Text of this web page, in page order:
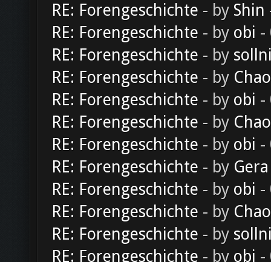
RE: Forengeschichte - by Shin
RE: Forengeschichte - by obi -
RE: Forengeschichte - by
RE: Forengeschichte - by
RE: Forengeschichte - by obi -
RE: Forengeschichte - by
RE: Forengeschichte - by obi -
RE: Forengeschichte - by Gera
RE: Forengeschichte - by obi -
RE: Forengeschichte - by
RE: Forengeschichte - by
RE: Forengeschichte - by obi -